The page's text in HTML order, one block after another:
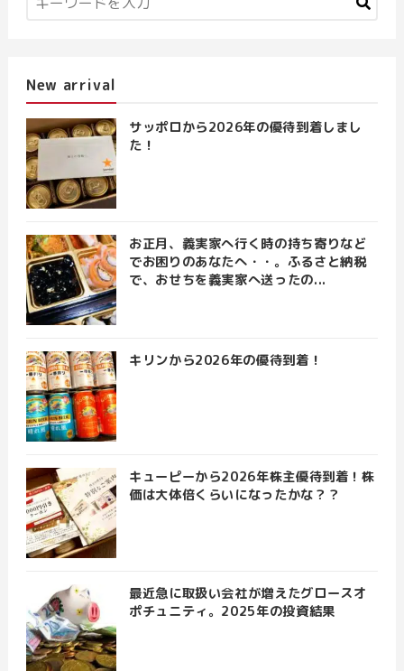
New arrival
サッポロから2026年の優待到着しまし
た！
お正月、義実家へ行く時の持ち寄りなど
でお困りのあなたへ・・。ふるさと納税
で、おせちを義実家へ送ったの...
キリンから2026年の優待到着！
キューピーから2026年株主優待到着！株
価は大体倍くらいになったかな？？
最近急に取扱い会社が増えたグロースオ
ポチュニティ。2025年の投資結果